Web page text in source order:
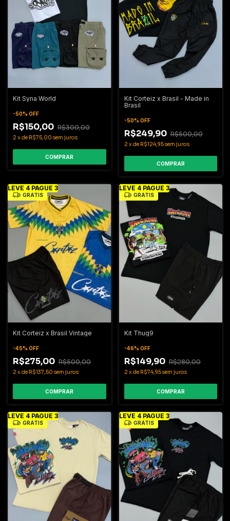
Kit Syna World
-50% OFF
R$150,00 R$300,00
2 xde R$75,00 sem juros
COMPRAR
Kit Corteiz x Brasil - Made in
Brasil
-50% OFF
R$249,90 R$500,00
2 xde R$124,95sem juros
COMPRAR
LEVE 4 PAGUE 3
GRÁTIS
Kit Corteiz x Brasil Vintage
-45% OFF
R$275,00 R$500,00
2 xde R$137,50 sem juros
COMPRAR
LEVE 4 PAGUE 3
GRÁTIS
Kit Thug9
-46% OFF
R$149,90 R$280,00
2 xde R$74,95sem juros
COMPRAR
LEVE 4 PAGUE 3
GRÁTIS
LEVE 4 PAGUE 3
GRÁTIS